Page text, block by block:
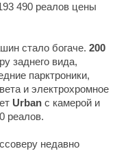
490 реалов цены
стало богаче. 200
заднего вида,
парктроники,
и электрохромное
Urban с камерой и
реалов.
недавно